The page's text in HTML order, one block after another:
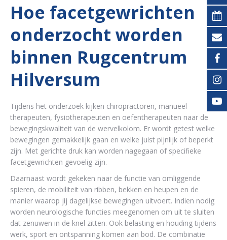
Hoe facetgewrichten
onderzocht worden
binnen Rugcentrum
Hilversum
Tijdens het onderzoek kijken chiropractoren, manueel
therapeuten, fysiotherapeuten en oefentherapeuten naar de
bewegingskwaliteit van de wervelkolom. Er wordt getest welke
bewegingen gemakkelijk gaan en welke juist pijnlijk of beperkt
zijn. Met gerichte druk kan worden nagegaan of specifieke
facetgewrichten gevoelig zijn.
Daarnaast wordt gekeken naar de functie van omliggende
spieren, de mobiliteit van ribben, bekken en heupen en de
manier waarop jij dagelijkse bewegingen uitvoert. Indien nodig
worden neurologische functies meegenomen om uit te sluiten
dat zenuwen in de knel zitten. Ook belasting en houding tijdens
werk, sport en ontspanning komen aan bod. De combinatie